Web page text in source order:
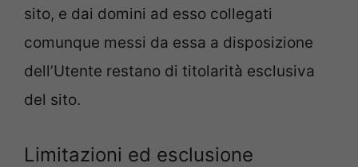
sito, e dai domini ad esso collegati
comunque messi da essa a disposizione
dell’Utente restano di titolarità esclusiva
del sito.
Limitazioni ed esclusione